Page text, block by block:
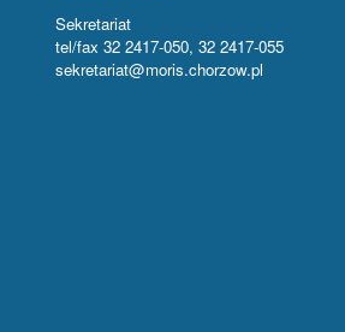
Sekretariat
tel/fax 32 2417-050, 32 2417-055
sekretariat@moris.chorzow.pl